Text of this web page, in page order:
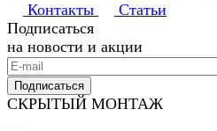
Контакты
Статьи
Подписаться
на новости и акции
Подписаться
СКРЫТЫЙ МОНТАЖ